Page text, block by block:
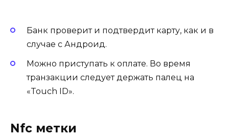
Банк проверит и подтвердит карту, как и в
случае с Андроид.
Можно приступать к оплате. Во время
транзакции следует держать палец на
«Touch ID».
Nfc метки